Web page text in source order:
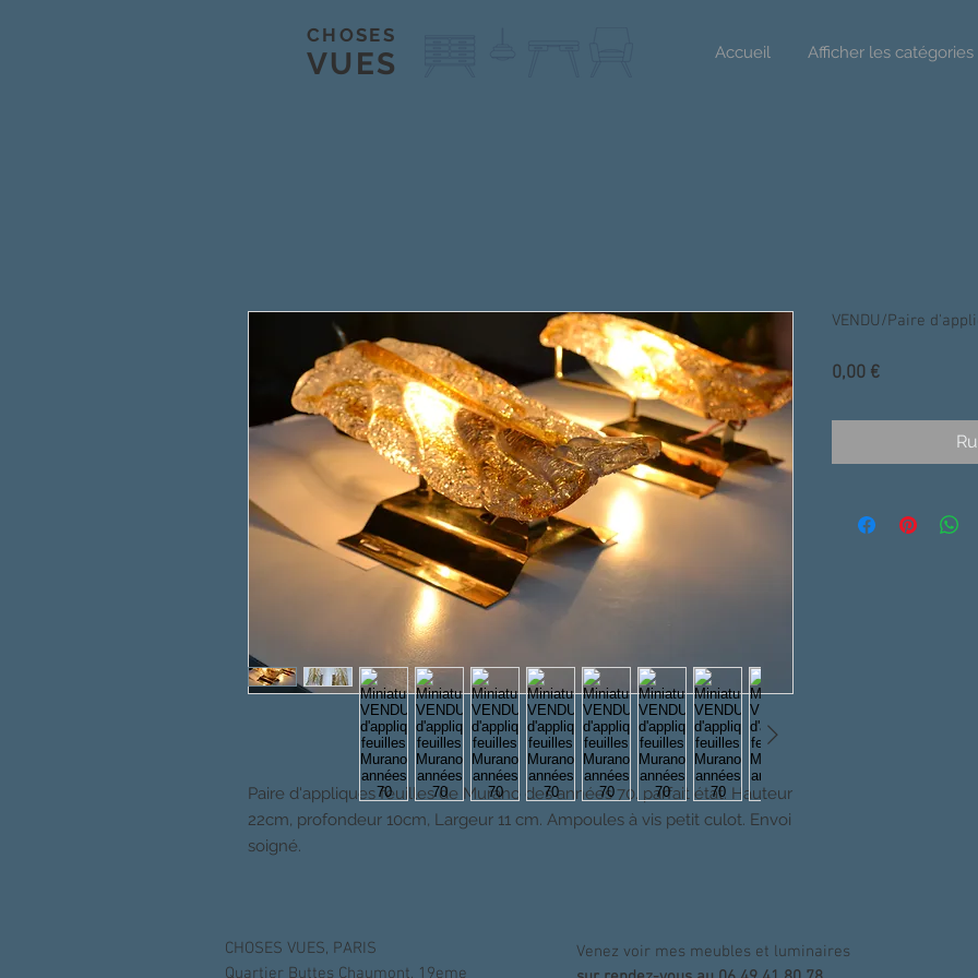
CHOSES
VUES Accueil Afficher les catégories
Paire d'appliques feuilles de Murano des années 70. parfait état. Hauteur
22cm, profondeur 10cm, Largeur 11 cm. Ampoules à vis petit culot. Envoi
soigné.
VENDU/Paire
0,00 €Prix
CHOSES VUES, PARIS
Quartier Buttes Chaumont, 19eme
Venez voir mes meubles et luminaires